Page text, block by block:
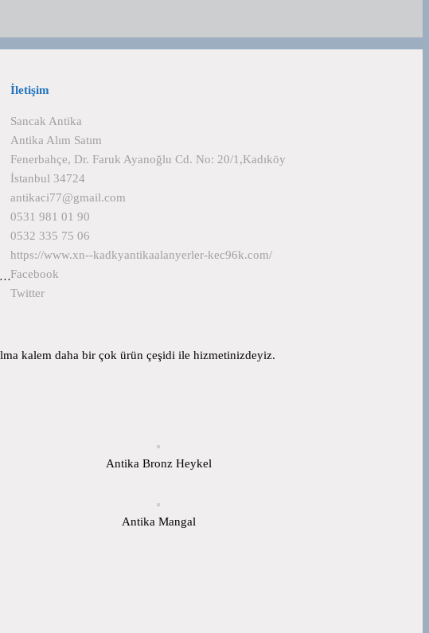
İletişim
Sancak Antika
Antika Alım Satım
Fenerbahçe, Dr. Faruk Ayanoğlu Cd. No: 20/1,Kadıköy
İstanbul 34724
antikaci77@gmail.com
0531 981 01 90
0532 335 75 06
https://www.xn--kadkyantikaalanyerler-kec96k.com/
Facebook
Twitter
kalem daha bir çok ürün çeşidi ile hizmetinizdeyiz.
Antika Bronz Heykel
Antika Mangal